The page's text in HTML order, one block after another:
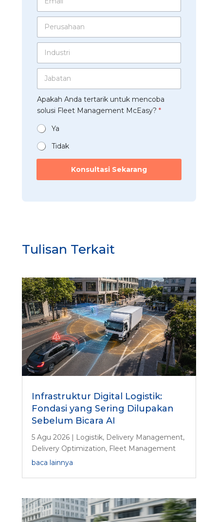
W
t
A
p
*
a
*
P
r
a
a
n
*
I
d
r
i
J
b
a
t
n
Apakah Anda tertarik untuk mencoba
solusi Fleet Management McEasy? *
Ya
Tidak
A
a
s
n
d
a
Konsultasi Sekarang
Tulisan Terkait
Infrastruktur Digital Logistik:
Fondasi yang Sering Dilupakan
Sebelum Bicara AI
5 Agu 2026| Logistik, Delivery Management,
Delivery Optimization, Fleet Management
baca lainnya